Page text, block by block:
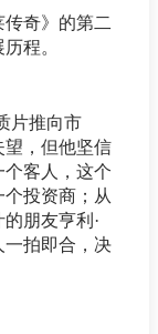
奇》的第二
程。
片推向市
望，但他坚信
个客人，这个
投资商；从
朋友亨利·
一拍即合，决